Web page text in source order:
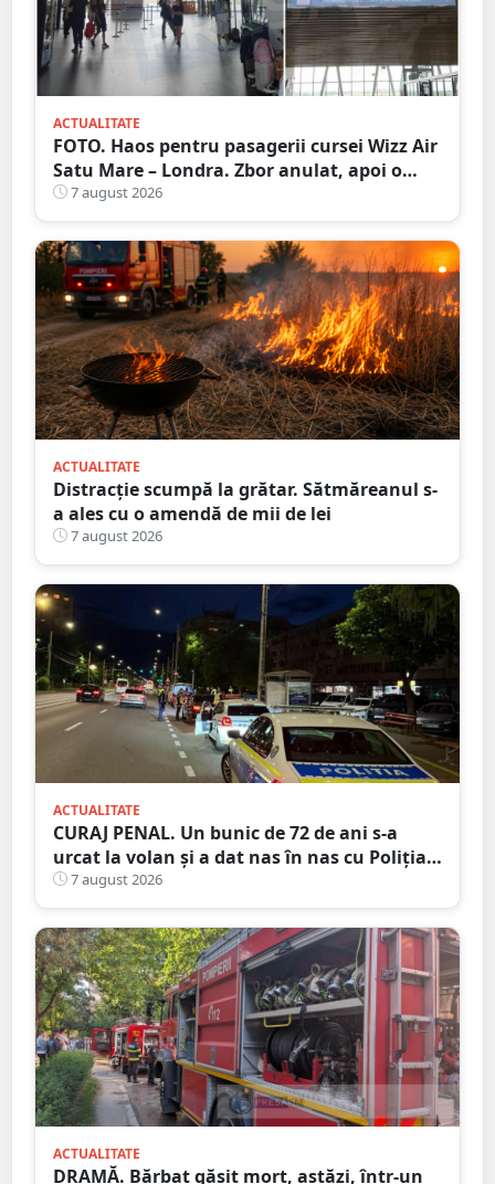
ACTUALITATE
FOTO. Haos pentru pasagerii cursei Wizz Air
Satu Mare – Londra. Zbor anulat, apoi o
nouă întârziere. Fără explicații clare
7 august 2026
ACTUALITATE
Distracție scumpă la grătar. Sătmăreanul s-
a ales cu o amendă de mii de lei
7 august 2026
ACTUALITATE
CURAJ PENAL. Un bunic de 72 de ani s-a
urcat la volan și a dat nas în nas cu Poliția
Satu Mare
7 august 2026
ACTUALITATE
DRAMĂ. Bărbat găsit mort, astăzi, într-un